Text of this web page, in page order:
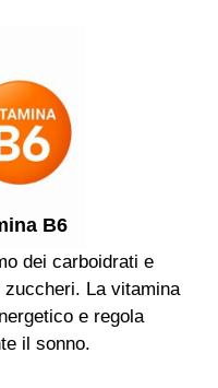
B6
dei carboidrati e
zuccheri. La vitamina
e regola
il sonno.